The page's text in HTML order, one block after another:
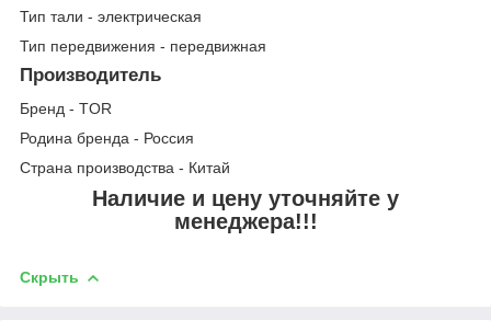
Тип тали - электрическая
Тип передвижения - передвижная
Производитель
Бренд - TOR
Родина бренда - Россия
Страна производства - Китай
Наличие и цену уточняйте у
менеджера!!!
Скрыть